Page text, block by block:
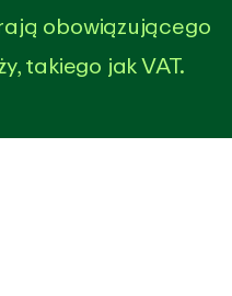
obowiązującego
takiego jak VAT.